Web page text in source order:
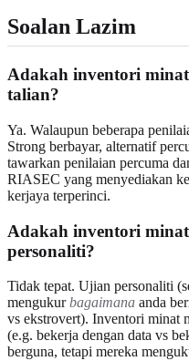
Soalan Lazim
Adakah inventori
talian?
Ya. Walaupun beberapa
Strong berbayar, alternatif
tawarkan penilaian percuma
RIASEC yang menyediakan
kerjaya terperinci.
Adakah inventori
personaliti?
Tidak tepat. Ujian personaliti
mengukurbagaimana anda
vs ekstrovert). Inventori minat
(e.g. bekerja dengan data vs
berguna, tetapi mereka